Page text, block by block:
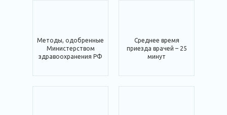
Методы, одобренные
Министерством
здравоохранения РФ
Среднее время
приезда врачей – 25
минут